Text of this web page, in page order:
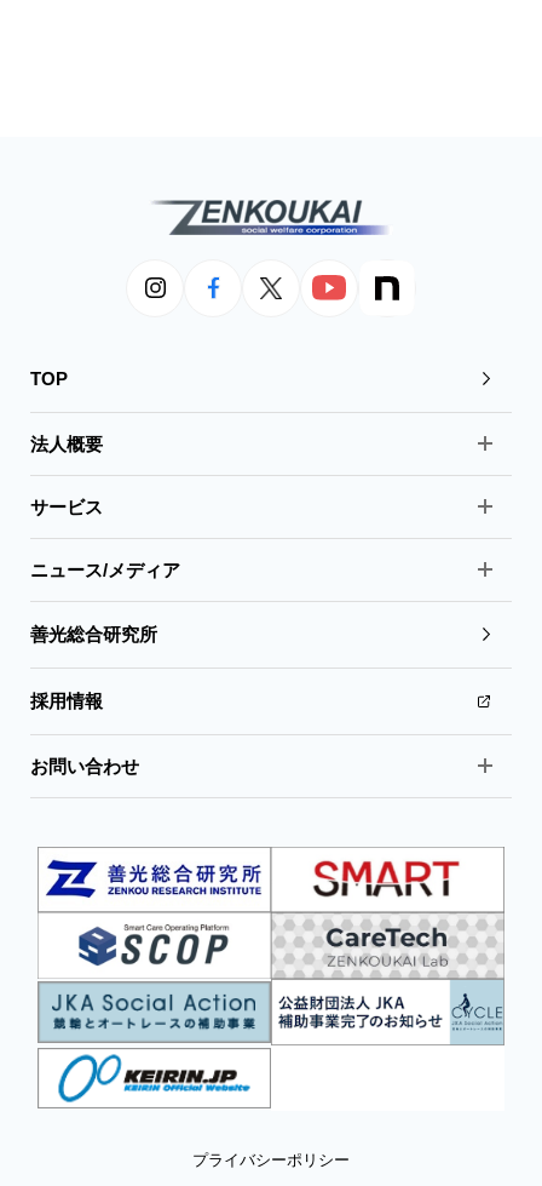
TOP
法人概要
サービス
ニュース/メディア
善光総合研究所
採用情報
お問い合わせ
プライバシーポリシー